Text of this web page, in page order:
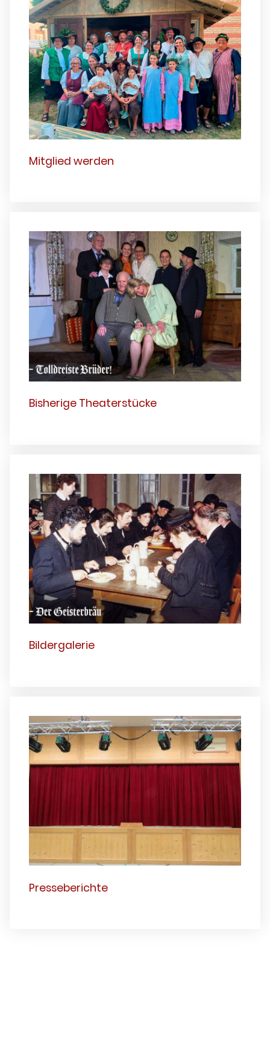
Mitglied werden
Bisherige Theaterstücke
Bildergalerie
Presseberichte